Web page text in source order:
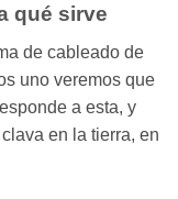
qué sirve
de cableado de
uno veremos que
a esta, y
en la tierra, en